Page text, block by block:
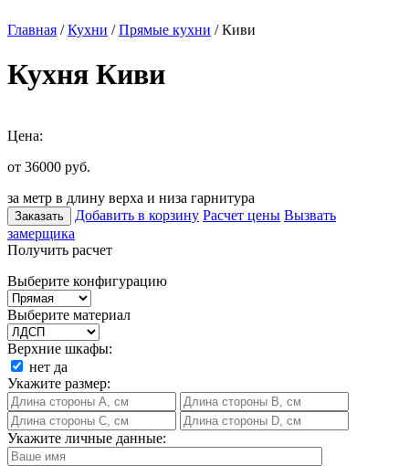
Главная /Кухни /Прямые кухни / Киви
Кухня Киви
Цена:
от 36000 руб.
за метр в длину верха и низа гарнитура
Заказать Добавить в корзину Расчет цены Вызвать
замерщика
Получить расчет
Выберите конфигурацию
Выберите материал
Верхние шкафы:
нет да
Укажите размер:
Укажите личные данные: